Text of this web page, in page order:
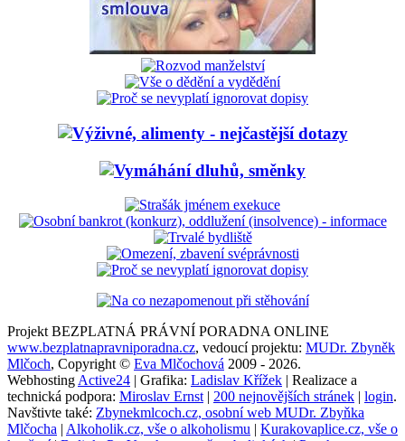
Projekt BEZPLATNÁ PRÁVNÍ PORADNA ONLINE
www.bezplatnapravniporadna.cz, vedoucí projektu: MUDr. Zbyněk
Mlčoch, Copyright © Eva Mlčochová 2009 - 2026.
Webhosting Active24 | Grafika: Ladislav Křížek | Realizace a
technická podpora: Miroslav Ernst | 200 nejnovějších stránek | login.
Navštivte také: Zbynekmlcoch.cz, osobní web MUDr. Zbyňka
Mlčocha | Alkoholik.cz, vše o alkoholismu | Kurakovaplice.cz, vše o